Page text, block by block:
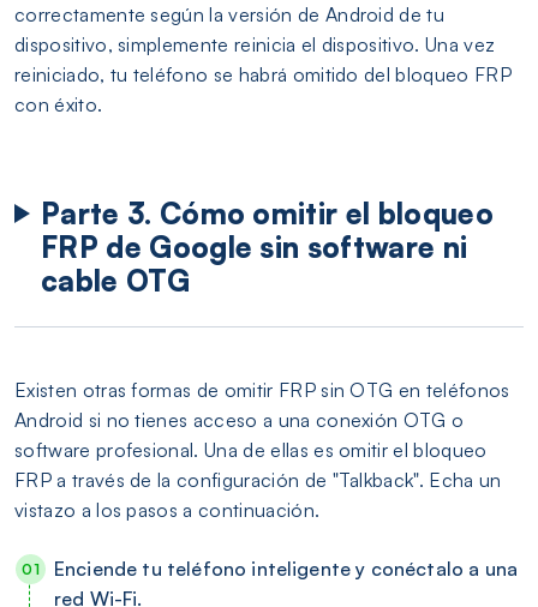
correctamente según la versión de Android de tu
dispositivo, simplemente reinicia el dispositivo. Una vez
reiniciado, tu teléfono se habrá omitido del bloqueo FRP
con éxito.
Parte 3. Cómo omitir el bloqueo
FRP de Google sin software ni
cable OTG
Existen otras formas de omitir FRP sin OTG en teléfonos
Android si no tienes acceso a una conexión OTG o
software profesional. Una de ellas es omitir el bloqueo
FRP a través de la configuración de "Talkback". Echa un
vistazo a los pasos a continuación.
Enciende tu teléfono inteligente y conéctalo a una
red Wi-Fi.